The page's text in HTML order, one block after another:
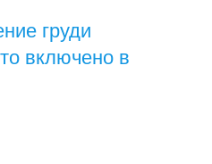
груди
включено в